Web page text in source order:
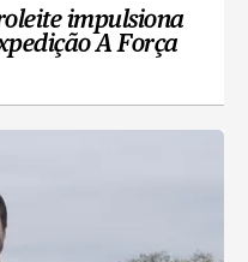
impulsiona
A Força